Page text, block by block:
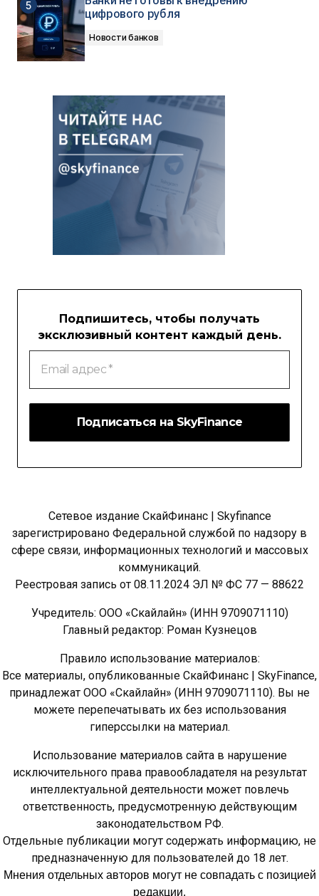
цифрового рубля
Новости банков
Подпишитесь, чтобы получать
эксклюзивный контент каждый день.
Email
адрес
Сетевое издание СкайФинанс | Skyfinance
зарегистрировано Федеральной службой по надзору в
сфере связи, информационных технологий и массовых
коммуникаций.
Реестровая запись от 08.11.2024 ЭЛ № ФС 77 — 88622
Учредитель: ООО «Скайлайн» (ИНН 9709071110)
Главный редактор: Роман Кузнецов
Правило использование материалов:
Все материалы, опубликованные СкайФинанс | SkyFinance,
принадлежат ООО «Скайлайн» (ИНН 9709071110). Вы не
можете перепечатывать их без использования
гиперссылки на материал.
Использование материалов сайта в нарушение
исключительного права правообладателя на результат
интеллектуальной деятельности может повлечь
ответственность, предусмотренную действующим
законодательством РФ.
Отдельные публикации могут содержать информацию, не
предназначенную для пользователей до 18 лет.
Мнения отдельных авторов могут не совпадать с позицией
редакции.